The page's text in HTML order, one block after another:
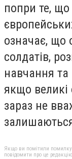
попри те, що
означає, що
солдатів,
навчання та
якщо великі
зараз не
Якщо ви помітили помилку,
повідомити про це редакцію